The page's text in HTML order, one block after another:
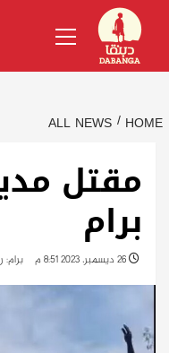
content
Menu
HOME
ALL NEWS
مقتل
برام
برام: